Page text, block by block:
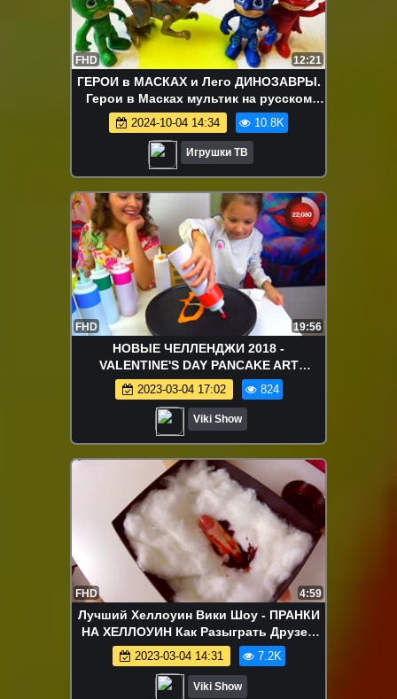
FHD 12:21
ГЕРОИ в МАСКАХ и Лего ДИНОЗАВРЫ.
Герои в Масках мультик на русском
новые серии PJ MASKS ИГРУШКИ ТВ
2024-10-04 14:34 10.8K
Игрушки ТВ
FHD 19:56
НОВЫЕ ЧЕЛЛЕНДЖИ 2018 -
VALENTINE'S DAY PANCAKE ART
CHALLENGE Блинный ЧЕЛЛЕНДЖ На
День Всех Влюбленных / Вики Шоу
2023-03-04 17:02 824
Viki Show
FHD 4:59
Лучший Хеллоуин Вики Шоу - ПРАНКИ
НА ХЕЛЛОУИН Как Разыграть Друзей
Палец и Светящиеся Глаза / Вики Шоу
2023-03-04 14:31 7.2K
Viki Show